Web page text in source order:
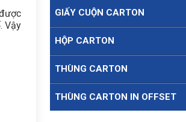
Vậy
GIẤY CUỘN CARTON
HỘP CARTON
THÙNG CARTON
THÙNG CARTON IN OFFSET